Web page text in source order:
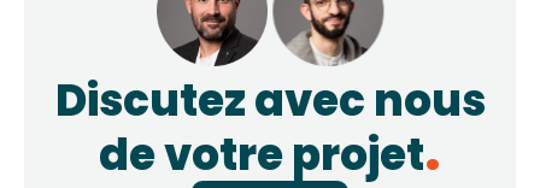
Discutez avec nous
de votre projet